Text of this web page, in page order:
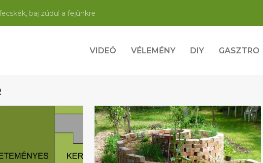
baj zúdul a fejünkre
VIDEÓ VÉLEMÉNY DIY GASZTRO